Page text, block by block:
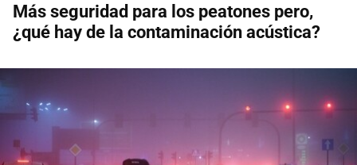
Más seguridad para los peatones pero,
¿qué hay de la contaminación acústica?